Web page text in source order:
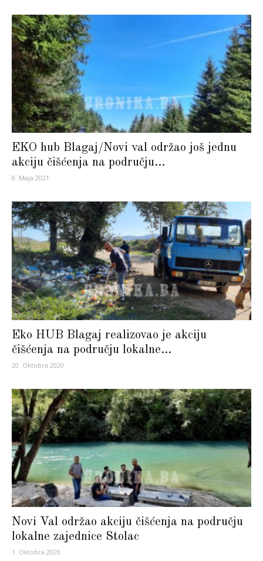
EKO hub Blagaj/Novi val održao još jednu
akciju čišćenja na području...
8. Maja 2021.
Eko HUB Blagaj realizovao je akciju
čišćenja na području lokalne...
20. Oktobra 2020.
Novi Val održao akciju čišćenja na području
lokalne zajednice Stolac
1. Oktobra 2020.